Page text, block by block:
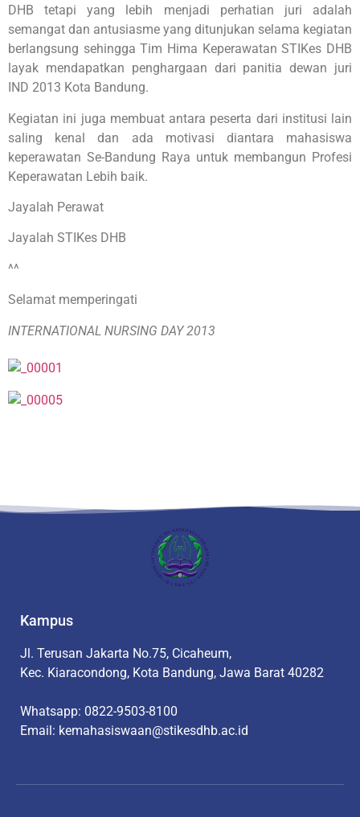
DHB tetapi yang lebih menjadi perhatian juri adalah
semangat dan antusiasme yang ditunjukan selama kegiatan
berlangsung sehingga Tim Hima Keperawatan STIKes DHB
layak mendapatkan penghargaan dari panitia dewan juri
IND 2013 Kota Bandung.
Kegiatan ini juga membuat antara peserta dari institusi lain
saling kenal dan ada motivasi diantara mahasiswa
keperawatan Se-Bandung Raya untuk membangun Profesi
Keperawatan Lebih baik.
Jayalah Perawat
Jayalah STIKes DHB
^^
Selamat memperingati
INTERNATIONAL NURSING DAY 2013
Kampus
Jl. Terusan Jakarta No.75, Cicaheum,
Kec. Kiaracondong, Kota Bandung, Jawa Barat 40282
Whatsapp: 0822-9503-8100
Email: kemahasiswaan@stikesdhb.ac.id